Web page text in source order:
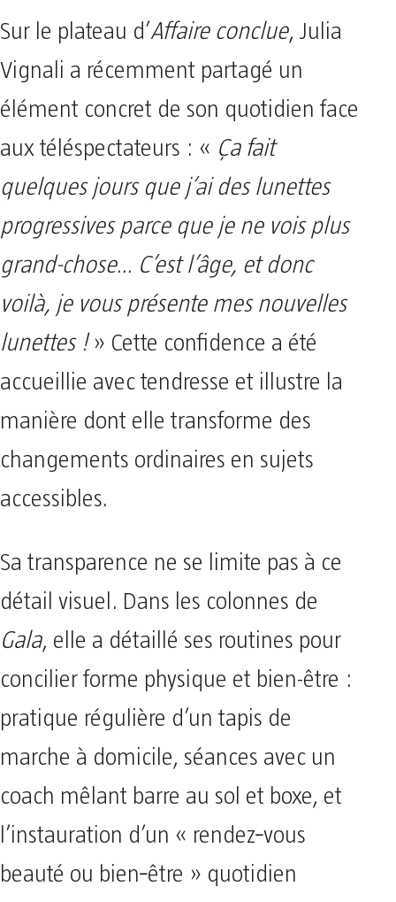
Sur le plateau d’Affaire conclue, Julia
Vignali a récemment partagé un
élément concret de son quotidien face
aux téléspectateurs : « Ça fait
quelques jours que j’ai des lunettes
progressives parce que je ne vois plus
grand-chose… C’est l’âge, et donc
voilà, je vous présente mes nouvelles
lunettes !» Cette confidence a été
accueillie avec tendresse et illustre la
manière dont elle transforme des
changements ordinaires en sujets
accessibles.
Sa transparence ne se limite pas à ce
détail visuel. Dans les colonnes de
Gala, elle a détaillé ses routines pour
concilier forme physique et bien-être :
pratique régulière d’un tapis de
marche à domicile, séances avec un
coach mêlant barre au sol et boxe, et
l’instauration d’un « rendez‑vous
beauté ou bien‑être » quotidien